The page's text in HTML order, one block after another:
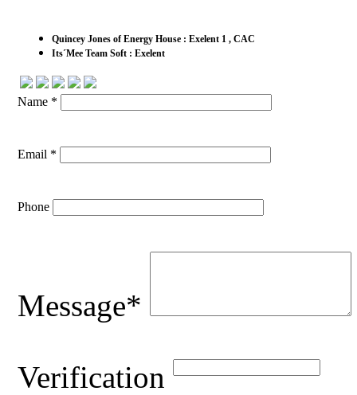
Quincey Jones of Energy House : Exelent 1 , CAC
Its´Mee Team Soft : Exelent
Name *
Email *
Phone
Message*
Verification